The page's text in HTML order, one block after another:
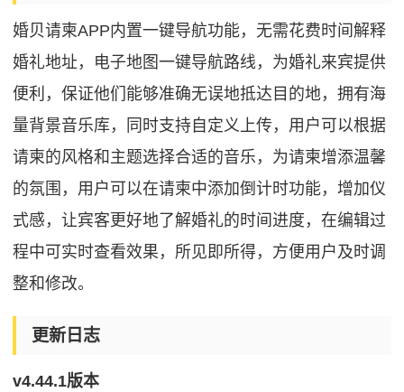
婚贝请柬APP内置一键导航功能，无需花费时间解释
婚礼地址，电子地图一键导航路线，为婚礼来宾提供
便利，保证他们能够准确无误地抵达目的地，拥有海
量背景音乐库，同时支持自定义上传，用户可以根据
请柬的风格和主题选择合适的音乐，为请柬增添温馨
的氛围，用户可以在请柬中添加倒计时功能，增加仪
式感，让宾客更好地了解婚礼的时间进度，在编辑过
程中可实时查看效果，所见即所得，方便用户及时调
整和修改。
更新日志
v4.44.1版本